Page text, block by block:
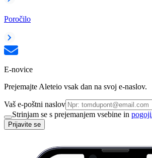
Poročilo
E-novice
Prejemajte Aleteio vsak dan na svoj e-naslov.
Vaš e-poštni naslov
Strinjam se s prejemanjem vsebine in
Prijavite se